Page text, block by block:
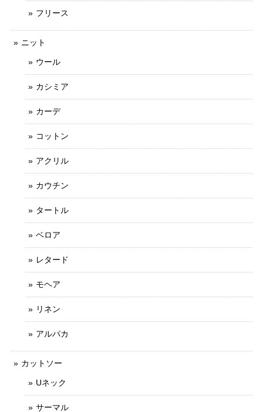
フリース
ニット
ウール
カシミア
カーデ
コットン
アクリル
カウチン
タートル
ベロア
レタード
モヘア
リネン
アルパカ
カットソー
Uネック
サーマル